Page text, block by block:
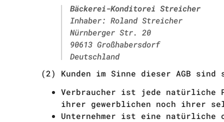
Bäckerei-Konditorei Streicher
Inhaber: Roland Streicher
Nürnberger Str. 20
90613 Großhabersdorf
Deutschland
(2) Kunden im Sinne dieser AGB sind
Verbraucher ist jede natürliche
ihrer gewerblichen noch ihrer
Unternehmer ist eine natürliche